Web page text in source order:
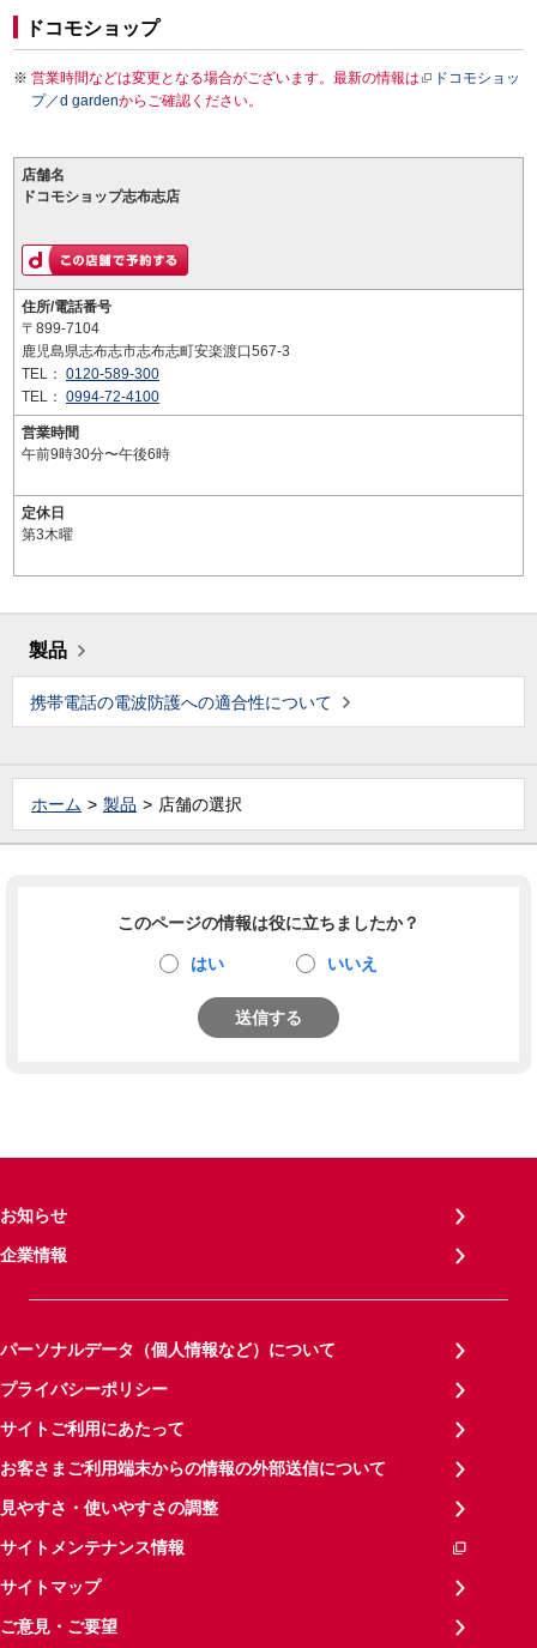
ドコモショップ
営業時間などは変更となる場合がございます。最新の情報は
ドコモショッ
プ／d gardenからご確認ください。
店舗名
ドコモショップ志布志店
住所/電話番号
〒899-7104
鹿児島県志布志市志布志町安楽渡口567-3
TEL： 0120-589-300
TEL： 0994-72-4100
営業時間
午前9時30分〜午後6時
定休日
第3木曜
製品
携帯電話の電波防護への適合性について
ホーム 製品 店舗の選択
このページの情報は役に立ちましたか？
はい いいえ
送信する
お知らせ
企業情報
パーソナルデータ（個人情報など）について
プライバシーポリシー
サイトご利用にあたって
お客さまご利用端末からの情報の外部送信について
見やすさ・使いやすさの調整
サイトメンテナンス情報
サイトマップ
ご意見・ご要望